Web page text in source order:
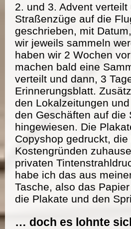
2. und 3. Advent
Straßenzüge auf die
geschrieben, mit
wir jeweils sammeln
haben wir 2 Wochen
machen bald eine
verteilt und dann, 3
Erinnerungsblatt.
den Lokalzeitungen
den Geschäften auf die
hingewiesen. Die
Copyshop gedruckt,
Kostengründen
privaten
habe ich das aus
Tasche, also das
die Plakate und den
… doch es lohnte